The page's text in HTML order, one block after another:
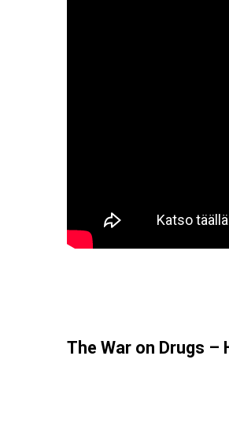
The War on Drugs –